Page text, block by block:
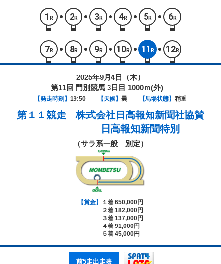
1 R 2R 3R 4R 5R 6R
7 R 8R 9R 10R 11 R 12R
2025年9月4日（木）
第11回 門別競馬 3日目 1000ｍ(外)
【発走時刻】 19:50 【天候】 曇 【馬場状態】 稍重
第１１競走株式会社日高報知新聞社協賛
日高報知新聞特別
（サラ系一般 別定）
【賞金】
１着 650,000円
２着 182,000円
３着 137,000円
４着 91,000円
５着 45,000円
前5走出走表